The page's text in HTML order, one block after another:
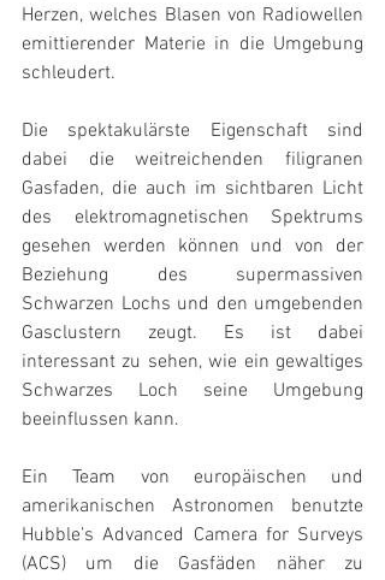
Herzen, welches Blasen von Radiowellen
emittierender Materie in die Umgebung
schleudert.
Die spektakulärste Eigenschaft sind
dabei die weitreichenden filigranen
Gasfaden, die auch im sichtbaren Licht
des elektromagnetischen Spektrums
gesehen werden können und von der
Beziehung des supermassiven
Schwarzen Lochs und den umgebenden
Gasclustern zeugt. Es ist dabei
interessant zu sehen, wie ein gewaltiges
Schwarzes Loch seine Umgebung
beeinflussen kann.
Ein Team von europäischen und
amerikanischen Astronomen benutzte
Hubble’s Advanced Camera for Surveys
(ACS) um die Gasfäden näher zu